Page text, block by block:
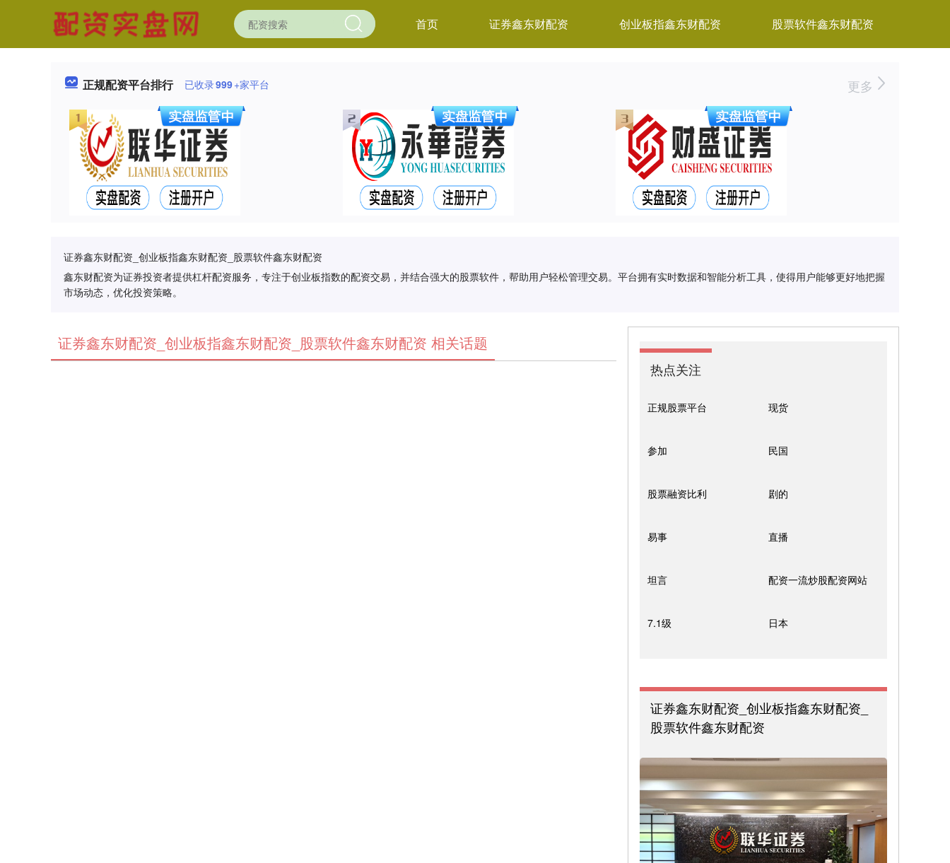
首页 证券鑫东财配资 创业板指鑫东财配资 股票软件鑫东财配资
正规配资平台排行 已收录999+家平台 更多
证券鑫东财配资_创业板指鑫东财配资_股票软件鑫东财配资
鑫东财配资为证券投资者提供杠杆配资服务，专注于创业板指数的配资交易，并结合强大的股票软件，帮助用户轻松管理交易。平台拥有实时数据和智能分析工具，使得用户能够更好地把握
市场动态，优化投资策略。
证券鑫东财配资_创业板指鑫东财配资_股票软件鑫东财配资 相关话题
热点关注
正规股票平台 现货
参加 民国
股票融资比利 剧的
易事 直播
坦言 配资一流炒股配资网站
7.1级 日本
证券鑫东财配资_创业板指鑫东财配资_
股票软件鑫东财配资